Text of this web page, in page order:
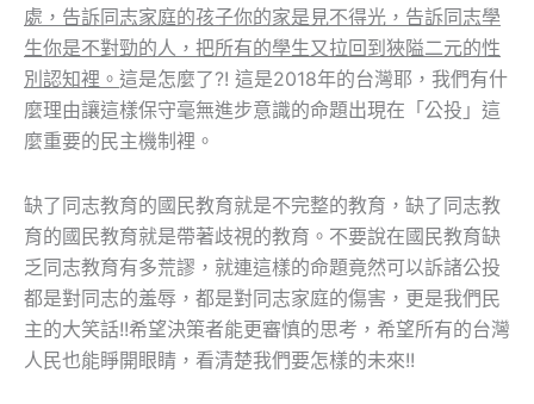
處，告訴同志家庭的孩子你的家是見不得光，告訴同志學
生你是不對勁的人，把所有的學生又拉回到狹隘二元的性
別認知裡。 這是怎麼了?! 這是2018年的台灣耶，我們有什
麼理由讓這樣保守毫無進步意識的命題出現在「公投」這
麼重要的民主機制裡。
缺了同志教育的國民教育就是不完整的教育，缺了同志教
育的國民教育就是帶著歧視的教育。不要說在國民教育缺
乏同志教育有多荒謬，就連這樣的命題竟然可以訴諸公投
都是對同志的羞辱，都是對同志家庭的傷害，更是我們民
主的大笑話!!希望決策者能更審慎的思考，希望所有的台灣
人民也能睜開眼睛，看清楚我們要怎樣的未來!!